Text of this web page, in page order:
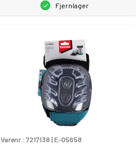
Fjernlager
Varenr.: 7217138 | E-05658